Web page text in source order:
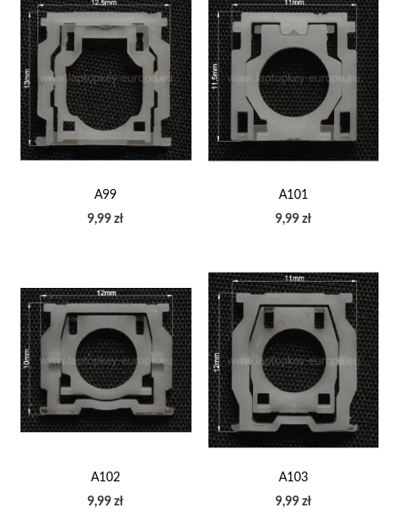
A99
9,99 zł
A101
9,99 zł
A102
9,99 zł
A103
9,99 zł